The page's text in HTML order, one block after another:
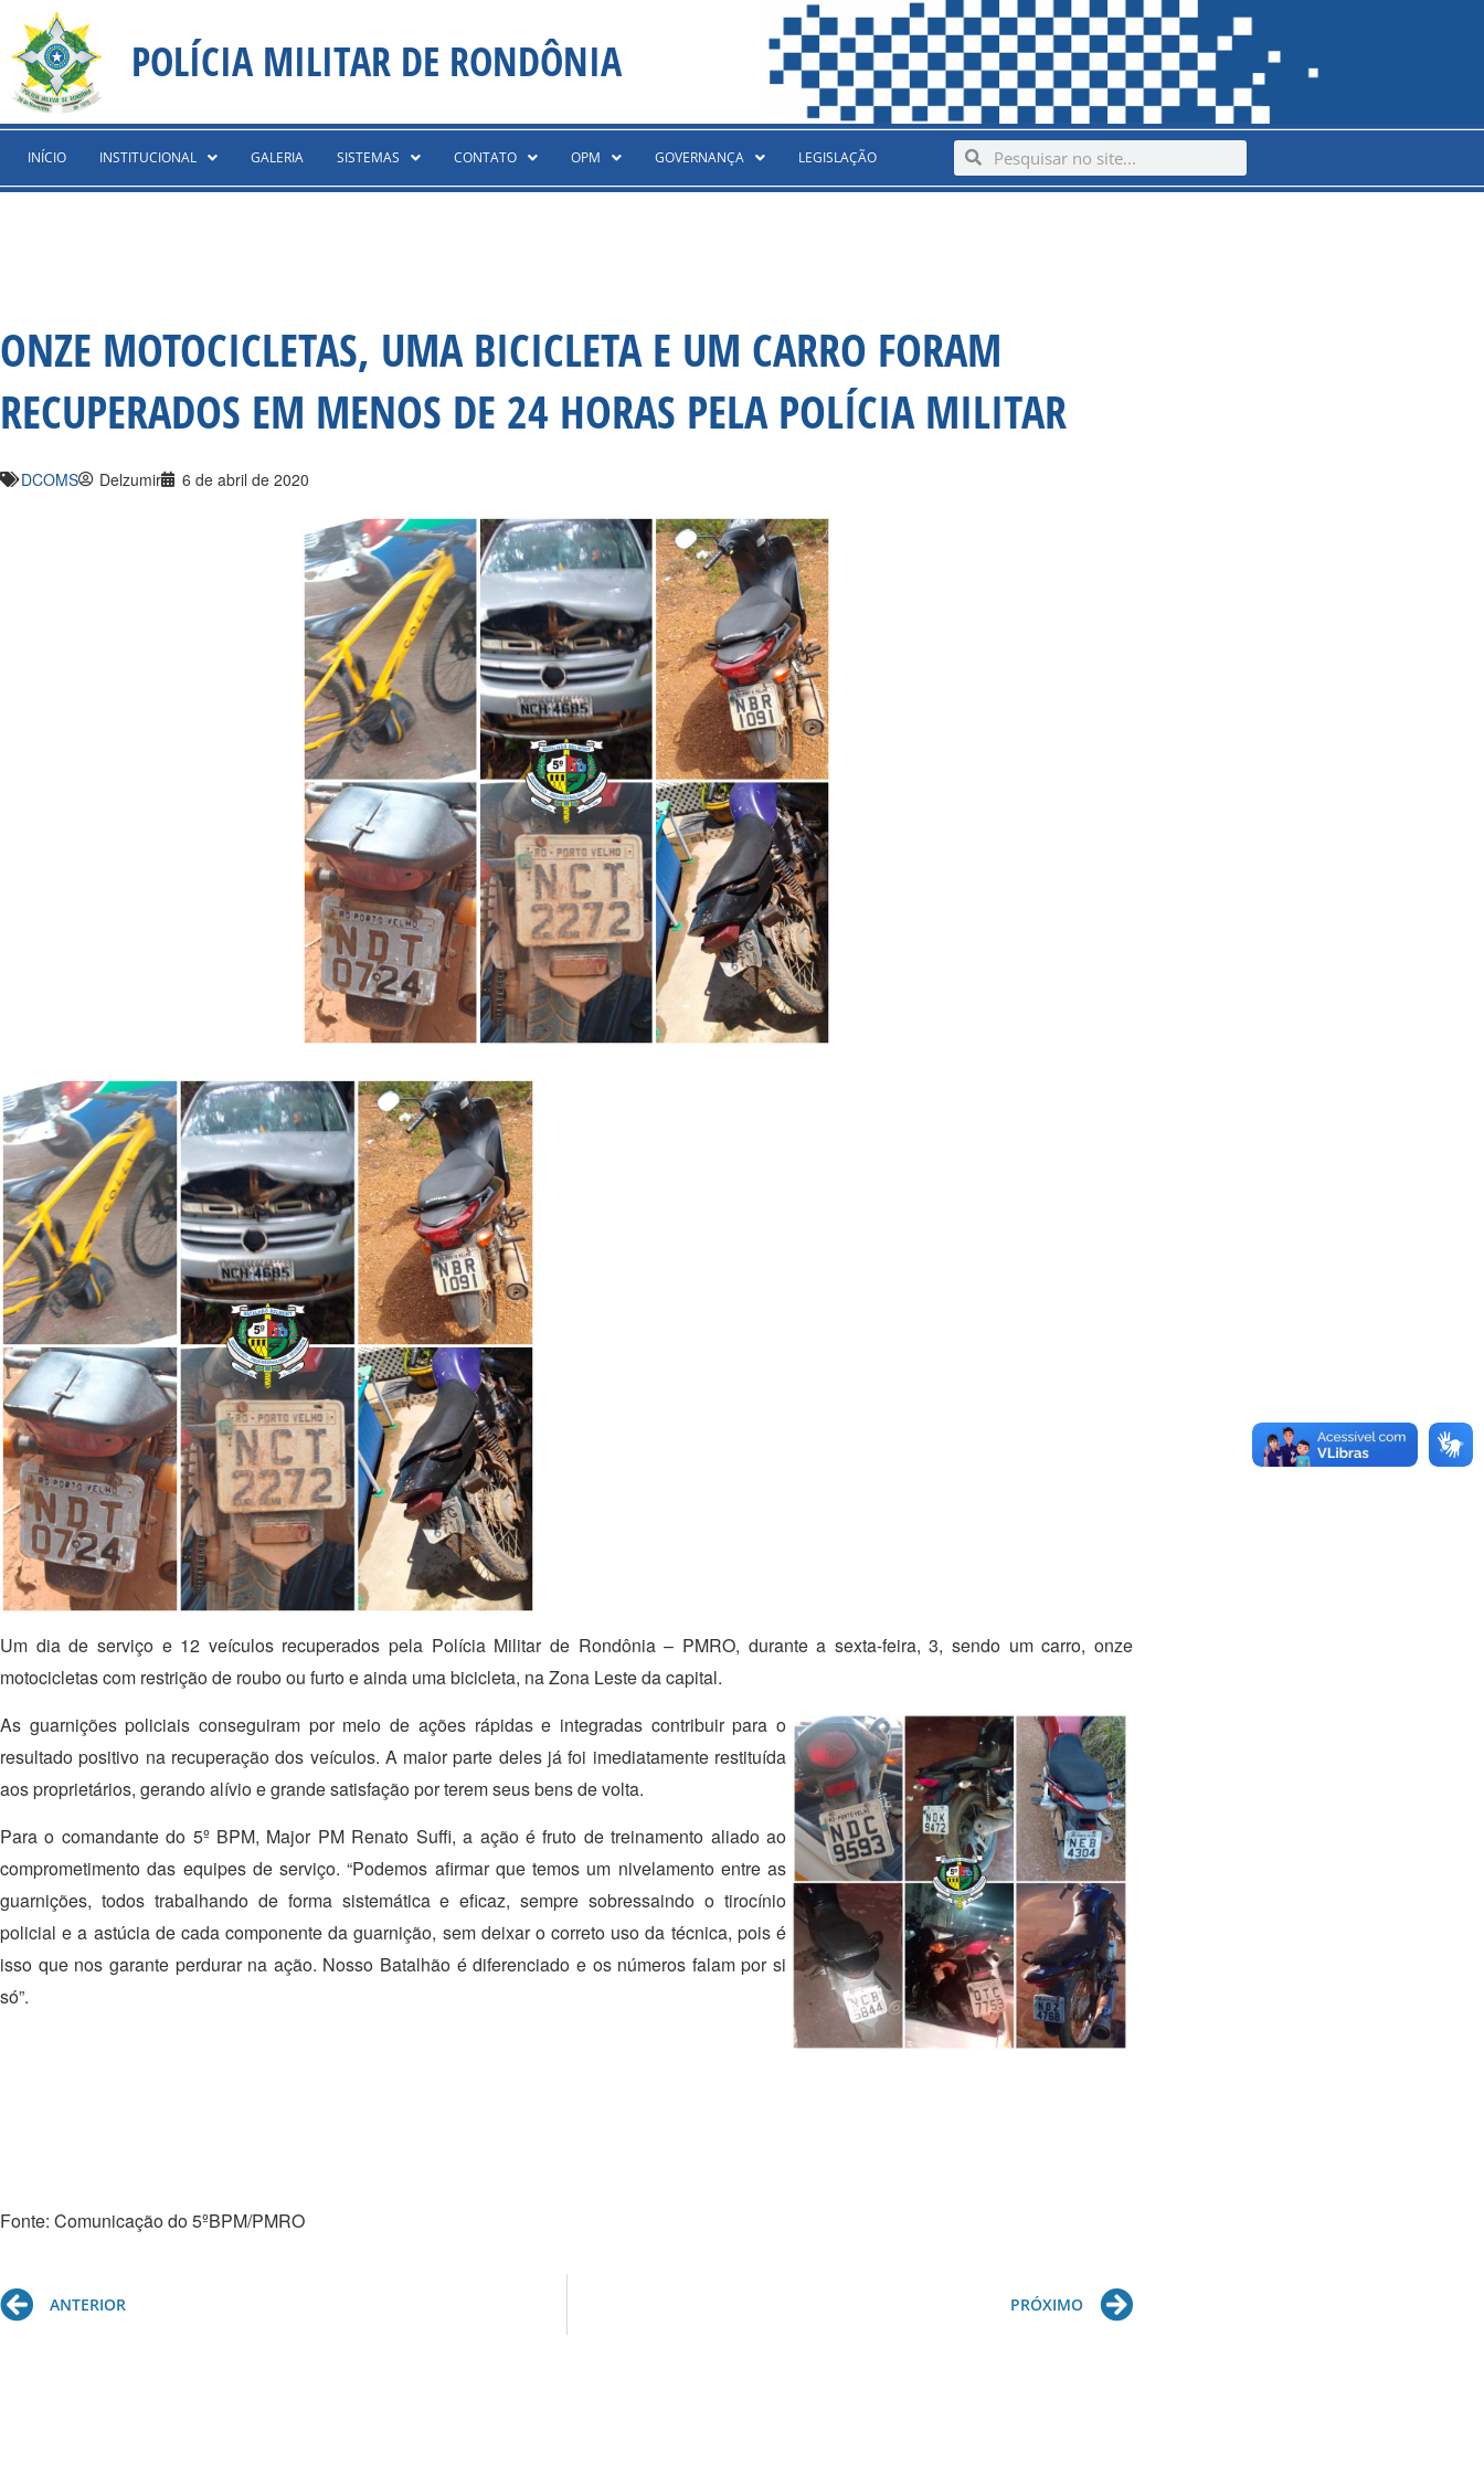
content
para
conteúdo
POLÍCIA MILITAR DE RONDÔNIA
INÍCIO INSTITUCIONAL GALERIA SISTEMAS CONTATO OPM GOVERNANÇA LEGISLAÇÃO SearchSearch
ONZE MOTOCICLETAS, UMA BICICLETA E UM CARRO FORAM
RECUPERADOS EM MENOS DE 24 HORAS PELA POLÍCIA MILITAR
DCOMS Delzumir 6 de abril de 2020
Um dia de serviço e 12 veículos recuperados pela Polícia Militar de Rondônia – PMRO, durante a sexta-feira, 3, sendo um carro, onze
motocicletas com restrição de roubo ou furto e ainda uma bicicleta, na Zona Leste da capital.
As guarnições policiais conseguiram por meio de ações rápidas e integradas contribuir para o
resultado positivo na recuperação dos veículos. A maior parte deles já foi imediatamente restituída
aos proprietários, gerando alívio e grande satisfação por terem seus bens de volta.
Para o comandante do 5º BPM, Major PM Renato Suffi, a ação é fruto de treinamento aliado ao
comprometimento das equipes de serviço. “Podemos afirmar que temos um nivelamento entre as
guarnições, todos trabalhando de forma sistemática e eficaz, sempre sobressaindo o tirocínio
policial e a astúcia de cada componente da guarnição, sem deixar o correto uso da técnica, pois é
isso que nos garante perdurar na ação. Nosso Batalhão é diferenciado e os números falam por si
só”.
Fonte: Comunicação do 5ºBPM/PMRO
Prev
ANTERIOR PRÓXIMO Next